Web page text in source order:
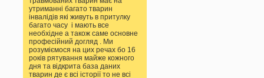
утриманні багато тварин
інвалідів які живуть в притулку
багато часу і мають все
необхідне а також саме основне
професійний догляд . Ми
розуміємося на цих речах бо 16
років рятування майже кожного
дня та відкрита база даних
тварин де є всі історії то не всі